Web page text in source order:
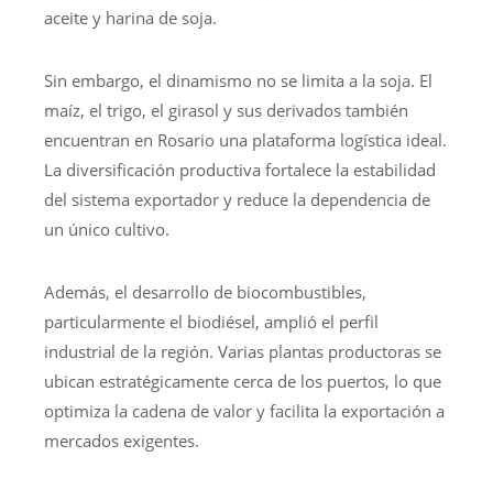
aceite y harina de soja.
Sin embargo, el dinamismo no se limita a la soja. El
maíz, el trigo, el girasol y sus derivados también
encuentran en Rosario una plataforma logística ideal.
La diversificación productiva fortalece la estabilidad
del sistema exportador y reduce la dependencia de
un único cultivo.
Además, el desarrollo de biocombustibles,
particularmente el biodiésel, amplió el perfil
industrial de la región. Varias plantas productoras se
ubican estratégicamente cerca de los puertos, lo que
optimiza la cadena de valor y facilita la exportación a
mercados exigentes.